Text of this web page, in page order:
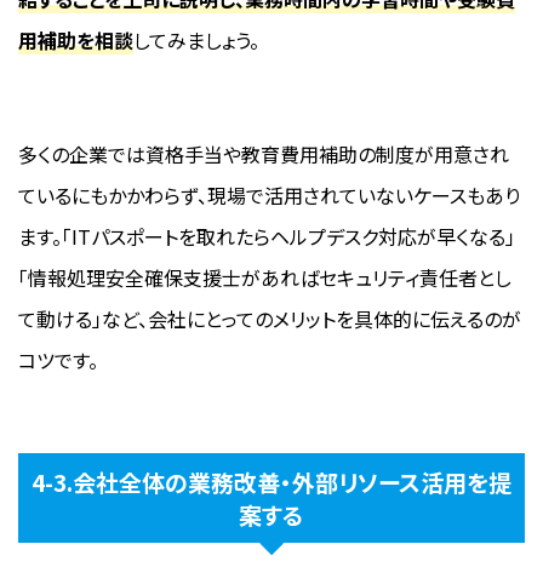
用補助を相談してみましょう。
多くの企業では資格手当や教育費用補助の制度が用意され
ているにもかかわらず、現場で活用されていないケースもあり
ます。「ITパスポートを取れたらヘルプデスク対応が早くなる」
「情報処理安全確保支援士があればセキュリティ責任者とし
て動ける」など、会社にとってのメリットを具体的に伝えるのが
コツです。
4-3.会社全体の業務改善・外部リソース活用を提
案する